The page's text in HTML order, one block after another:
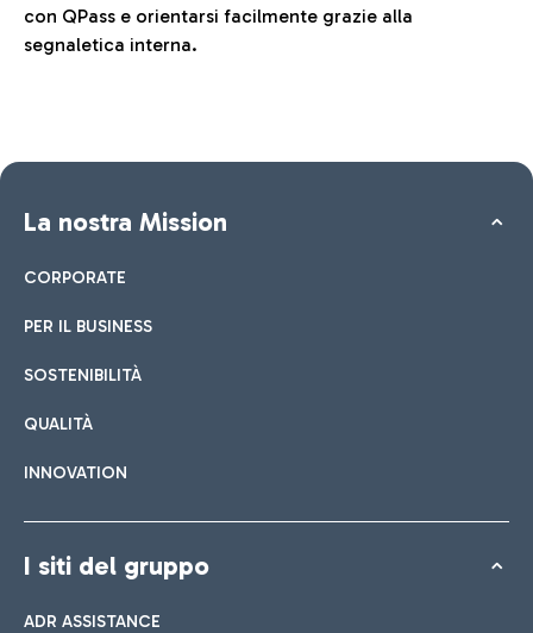
con QPass e orientarsi facilmente grazie alla
segnaletica interna.
La nostra Mission
CORPORATE
PER IL BUSINESS
SOSTENIBILITÀ
QUALITÀ
INNOVATION
I siti del gruppo
ADR ASSISTANCE